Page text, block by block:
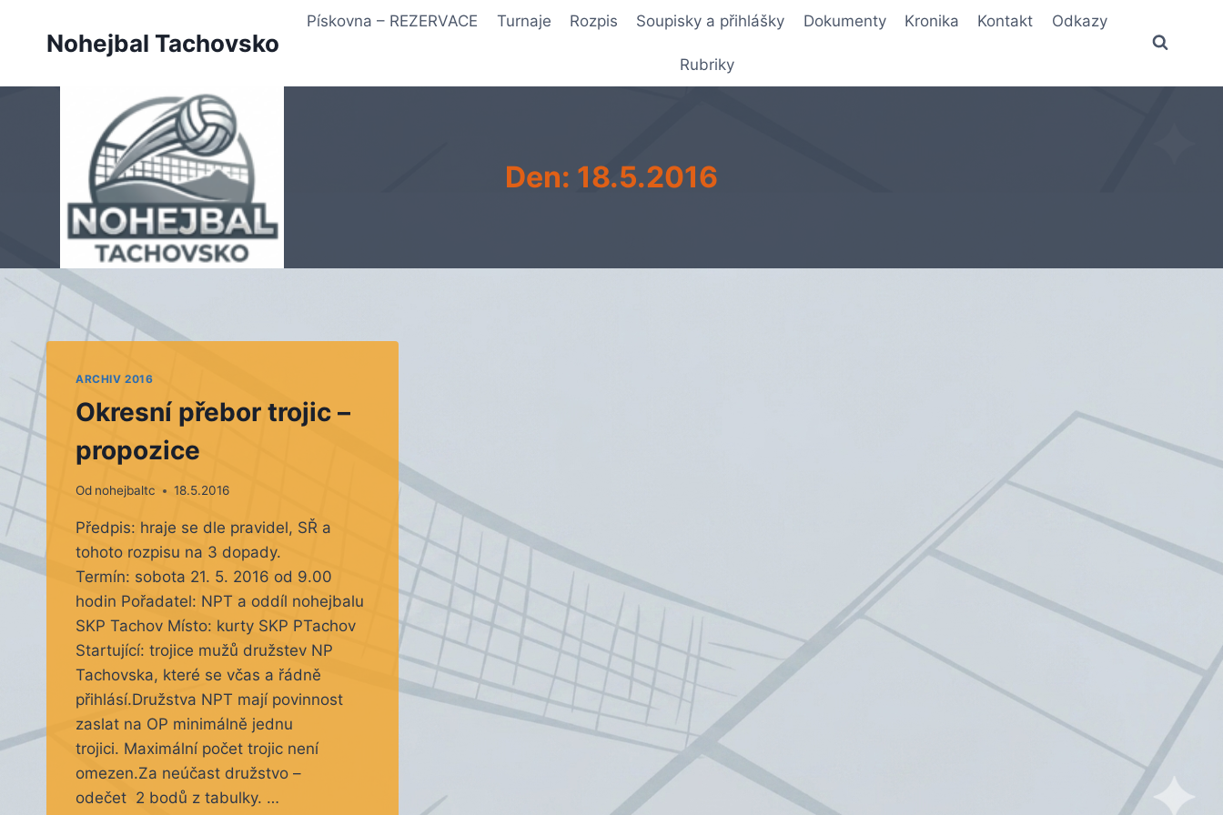
Nohejbal Tachovsko
Pískovna – REZERVACE Turnaje Rozpis Soupisky a přihlášky Dokumenty Kronika Kontakt Odkazy
Rubriky
Den: 18.5.2016
ARCHIV 2016
Okresní přebor trojic –
propozice
Od nohejbaltc 18.5.2016
Předpis: hraje se dle pravidel, SŘ a
tohoto rozpisu na 3 dopady.
Termín: sobota 21. 5. 2016 od 9.00
hodin Pořadatel: NPT a oddíl nohejbalu
SKP Tachov Místo: kurty SKP PTachov
Startující: trojice mužů družstev NP
Tachovska, které se včas a řádně
přihlásí.Družstva NPT mají povinnost
zaslat na OP minimálně jednu
trojici. Maximální počet trojic není
omezen.Za neúčast družstvo –
odečet 2 bodů z tabulky. …